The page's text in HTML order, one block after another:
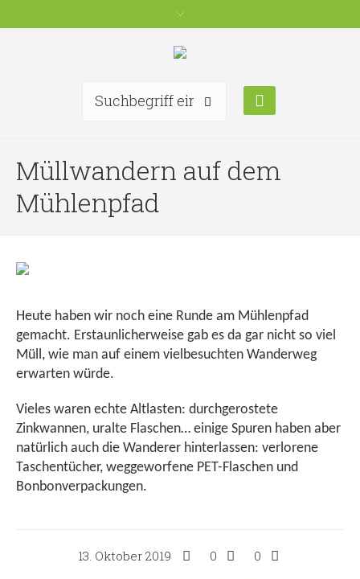
Müllwandern auf dem
Mühlenpfad
Heute haben wir noch eine Runde am Mühlenpfad
gemacht. Erstaunlicherweise gab es da gar nicht so viel
Müll, wie man auf einem vielbesuchten Wanderweg
erwarten würde.
Vieles waren echte Altlasten: durchgerostete
Zinkwannen, uralte Flaschen… einige Spuren haben aber
natürlich auch die Wanderer hinterlassen: verlorene
Taschentücher, weggeworfene PET-Flaschen und
Bonbonverpackungen.
13. Oktober 2019 0 0